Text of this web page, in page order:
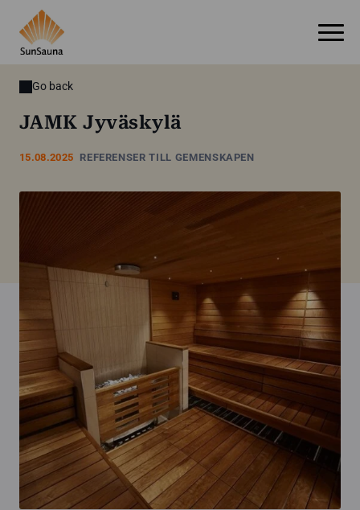
Go back
15.08.2025 REFERENSER TILL GEMENSKAPEN
JAMK Jyväskylä